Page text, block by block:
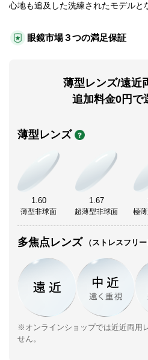
眼鏡市場３つの満足保証
薄型レンズ/遠近
追加料金0円で
薄型レンズ
1.60
薄型非球面
1.67
超薄型非球面 極
多焦点レンズ （ストレスフリー
※オンラインショップでは近近両用
せん。
心地も追及した洗練されたモデルと